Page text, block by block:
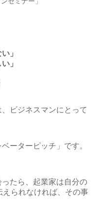
」
」
ビジネスマンにとって
ーターピッチ」です。
ったら、起業家は自分の
えられなければ、その事